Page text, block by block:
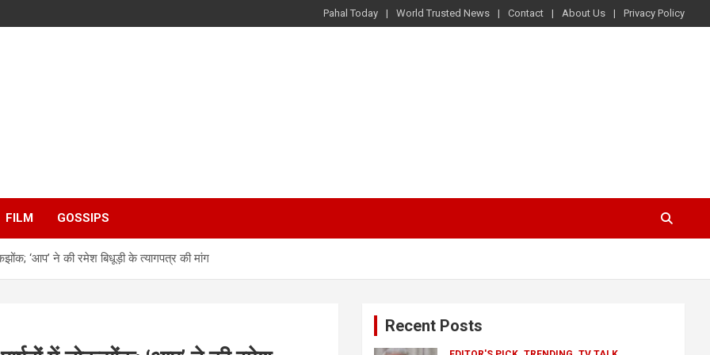
Pahal Today World Trusted News Contact About Us Privacy Policy
FILM GOSSIPS
‘आप’ ने की रमेश बिधूड़ी के त्यागपत्र की मांग
Recent Posts